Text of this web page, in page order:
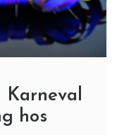
Karneval
hos